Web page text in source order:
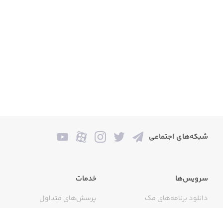
شبکه‌های اجتماعی
سرویس‌ها
دانلود برنامه‌های مک
خدمات
پرسش‌های متداول